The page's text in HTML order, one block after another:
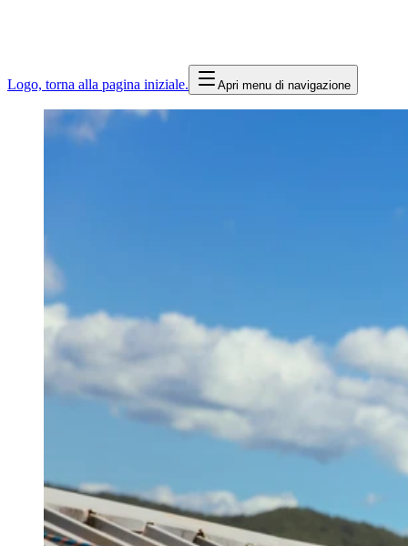
Logo, torna alla pagina iniziale. Apri menu di navigazione